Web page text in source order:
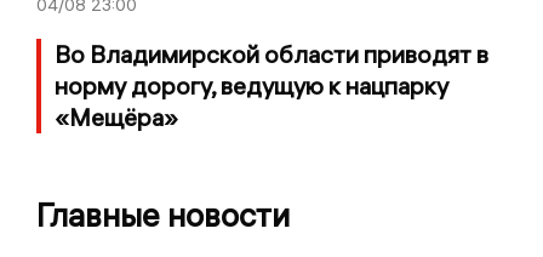
04/08 23:00
Во Владимирской области приводят в
норму дорогу, ведущую к нацпарку
«Мещёра»
Главные новости